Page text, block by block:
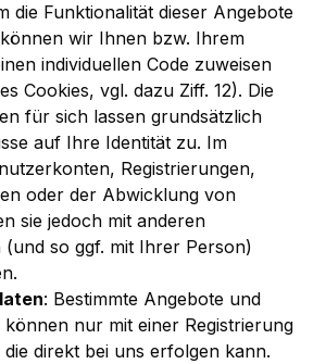
die Funktionalität dieser Angebote
wir Ihnen bzw. Ihrem
individuellen Code zuweisen
Cookies, vgl. dazu Ziff. 12). Die
für sich lassen grundsätzlich
auf Ihre Identität zu. Im
Registrierungen,
oder der Abwicklung von
sie jedoch mit anderen
(und so ggf. mit Ihrer Person)
: Bestimmte Angebote und
können nur mit einer Registrierung
direkt bei uns erfolgen kann.